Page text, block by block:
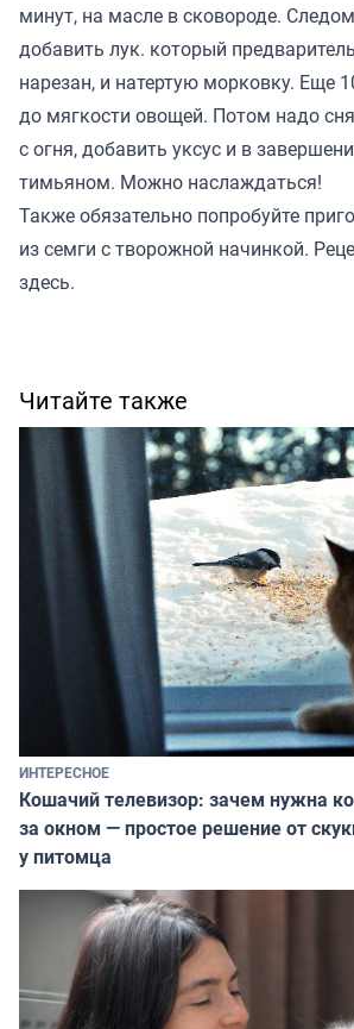
минут, на масле в сковороде.
добавить лук. который
нарезан, и натертую морковку. Еще
до мягкости овощей. Потом надо
с огня, добавить уксус и в
тимьяном. Можно наслаждаться!
Также обязательно попробуйте
из семги с творожной начинкой.
здесь.
Читайте также
ИНТЕРЕСНОЕ
Кошачий телевизор: зачем нужна
за окном — простое решение от
у питомца